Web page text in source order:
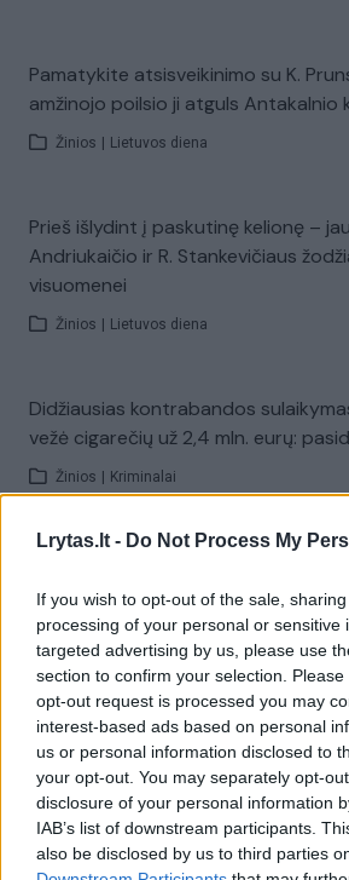
Lrytas.lt - Do Not Process My
If you wish to opt-out of the sale,
processing of your personal or sensitive
targeted advertising by us, please use
section to confirm your selection.
opt-out request is processed you may
interest-based ads based on personal
us or personal information disclosed to
your opt-out. You may separately opt-
disclosure of your personal information
IAB’s list of downstream participants.
also be disclosed by us to third parties
Pamatykite atsisveikinimo su K.
amžinojo poilsio ji atguls Antakalnio
Žinios Lietuvos diena
Prieš išlydint į paskutinę kelionę –
Andriukaičio ir R. Stankevičiaus
visuomenei
Žinios Lietuvos diena
Didžiausias kontrabandos
vežė cigarečių už 2,4 mln. eurų:
Žinios Kriminalai
Visi įrašai
Žiūrimiausi
Pateikė daugiau detalių apie iš tėvų
vaikus: jiems kilusi grėsmė
Žinios Lietuvos diena